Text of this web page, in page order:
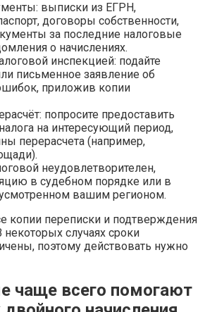
выписки из ЕГРН,
договоры собственности,
за последние налоговые
о начислениях.
инспекцией: подайте
письменное заявление об
приложив копии
попросите предоставить
на интересующий период,
перерасчета (например,
неудовлетворителен,
в судебном порядке или в
вашим регионом.
копии переписки и подтверждения
некоторых случаях сроки
поэтому действовать нужно
чаще всего помогают